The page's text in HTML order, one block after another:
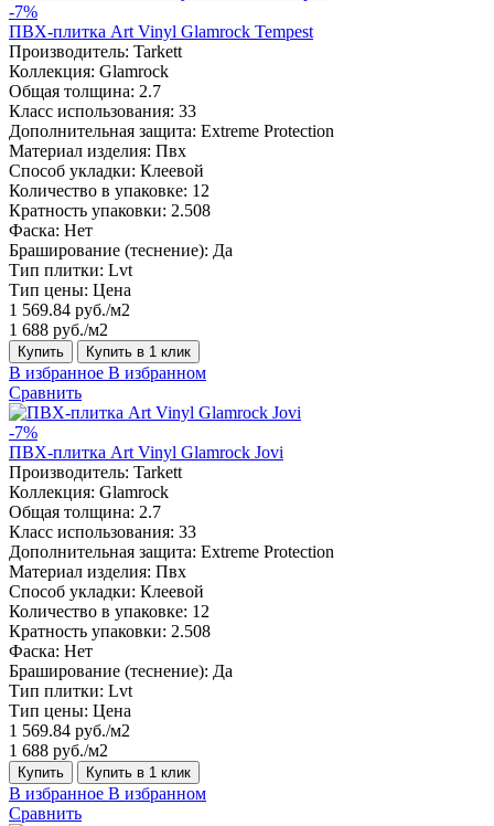
-7%
ПВХ-плитка Art Vinyl Glamrock Tempest
Производитель: Tarkett
Коллекция: Glamrock
Общая толщина: 2.7
Класс использования: 33
Дополнительная защита: Extreme Protection
Материал изделия: Пвх
Способ укладки: Клеевой
Количество в упаковке: 12
Кратность упаковки: 2.508
Фаска: Нет
Браширование (теснение): Да
Тип плитки: Lvt
Тип цены: Цена
1 569.84 руб./м2
1 688 руб./м2
Купить Купить в 1 клик
В избранное В избранном
Сравнить
-7%
ПВХ-плитка Art Vinyl Glamrock Jovi
Производитель: Tarkett
Коллекция: Glamrock
Общая толщина: 2.7
Класс использования: 33
Дополнительная защита: Extreme Protection
Материал изделия: Пвх
Способ укладки: Клеевой
Количество в упаковке: 12
Кратность упаковки: 2.508
Фаска: Нет
Браширование (теснение): Да
Тип плитки: Lvt
Тип цены: Цена
1 569.84 руб./м2
1 688 руб./м2
Купить Купить в 1 клик
В избранное В избранном
Сравнить